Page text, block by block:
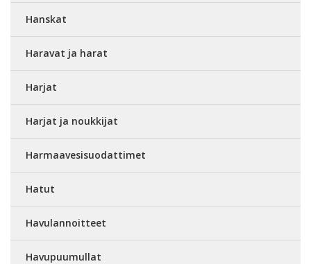
Hanskat
Haravat ja harat
Harjat
Harjat ja noukkijat
Harmaavesisuodattimet
Hatut
Havulannoitteet
Havupuumullat